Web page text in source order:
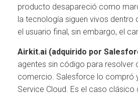
producto desapareció como
la tecnología siguen vivos dentro
el usuario final, sin embargo, el
Airkit.ai (adquirido por
agentes sin código para resolver
comercio. Salesforce lo compró
Service Cloud. Es el caso clásico